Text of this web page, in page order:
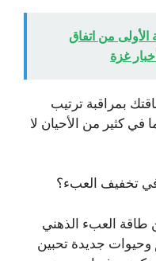
الأولى من اتفاق
غزة
بمراقبة ترتيب
كثير من الأحيان لا
في تخفيف العبء؟
العبء الذهني
وحيوات جديدة تحبين